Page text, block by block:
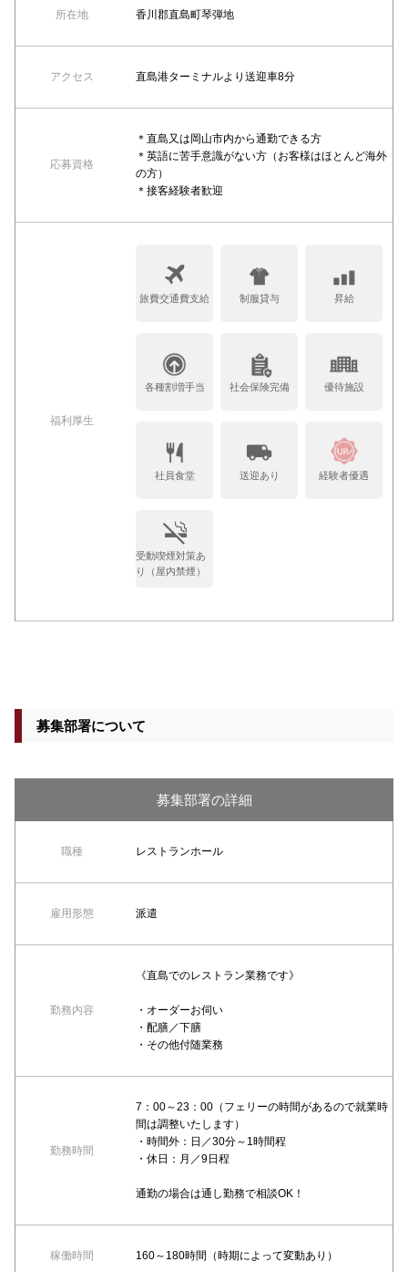
所在地 香川郡直島町琴弾地
アクセス 直島港ターミナルより送迎車8分
応募資格
＊直島又は岡山市内から通勤できる方
＊英語に苦手意識がない方（お客様はほとんど海外
の方）
＊接客経験者歓迎
福利厚生
旅費交通費支給 制服貸与 昇給
各種割増手当 社会保険完備 優待施設
社員食堂 送迎あり 経験者優遇
受動喫煙対策あ
り（屋内禁煙）
募集部署について
募集部署の詳細
職種 レストランホール
雇用形態 派遣
勤務内容
《直島でのレストラン業務です》
・オーダーお伺い
・配膳／下膳
・その他付随業務
勤務時間
7：00～23：00（フェリーの時間があるので就業時
間は調整いたします）
・時間外：日／30分～1時間程
・休日：月／9日程
通勤の場合は通し勤務で相談OK！
稼働時間 160～180時間（時期によって変動あり）